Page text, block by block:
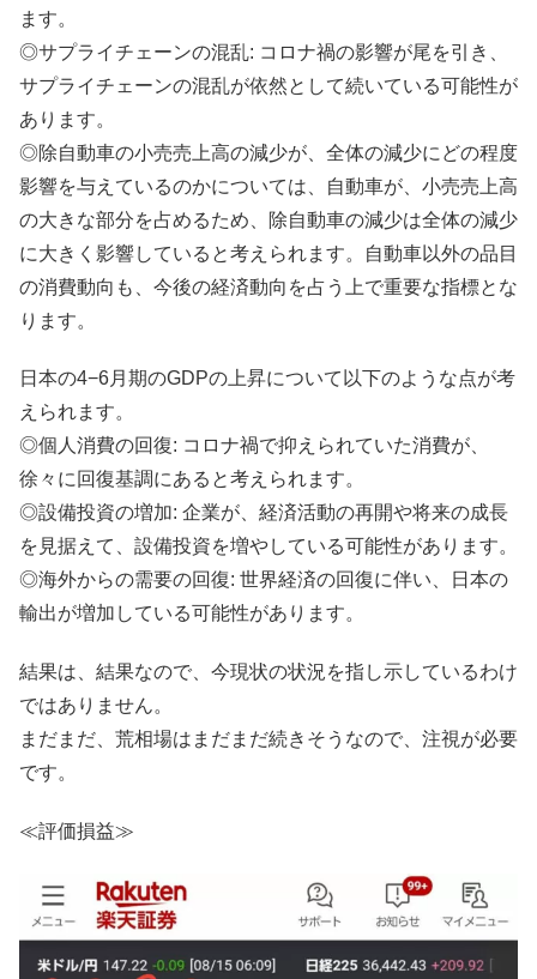
ます。
◎サプライチェーンの混乱: コロナ禍の影響が尾を引き、
サプライチェーンの混乱が依然として続いている可能性が
あります。
◎除自動車の小売売上高の減少が、全体の減少にどの程度
影響を与えているのかについては、自動車が、小売売上高
の大きな部分を占めるため、除自動車の減少は全体の減少
に大きく影響していると考えられます。自動車以外の品目
の消費動向も、今後の経済動向を占う上で重要な指標とな
ります。
日本の4−6月期のGDPの上昇について以下のような点が考
えられます。
◎個人消費の回復: コロナ禍で抑えられていた消費が、
徐々に回復基調にあると考えられます。
◎設備投資の増加: 企業が、経済活動の再開や将来の成長
を見据えて、設備投資を増やしている可能性があります。
◎海外からの需要の回復: 世界経済の回復に伴い、日本の
輸出が増加している可能性があります。
結果は、結果なので、今現状の状況を指し示しているわけ
ではありません。
まだまだ、荒相場はまだまだ続きそうなので、注視が必要
です。
≪評価損益≫